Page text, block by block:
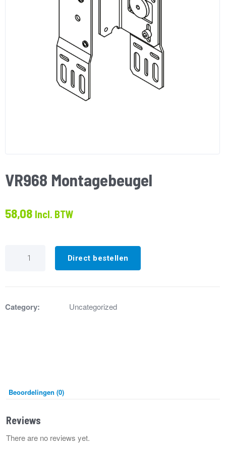
VR968 Montagebeugel
58,08 Incl. BTW
Montagebeugel
Direct bestellen
Category: Uncategorized
Beoordelingen (0)
Reviews
There are no reviews yet.